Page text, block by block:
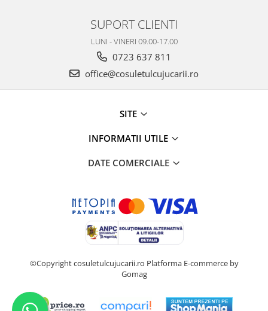
SUPORT CLIENTI
LUNI - VINERI 09.00-17.00
0723 637 811
office@cosuletulcujucarii.ro
SITE
INFORMATII UTILE
DATE COMERCIALE
©Copyright cosuletulcujucarii.ro Platforma E-commerce by
Gomag